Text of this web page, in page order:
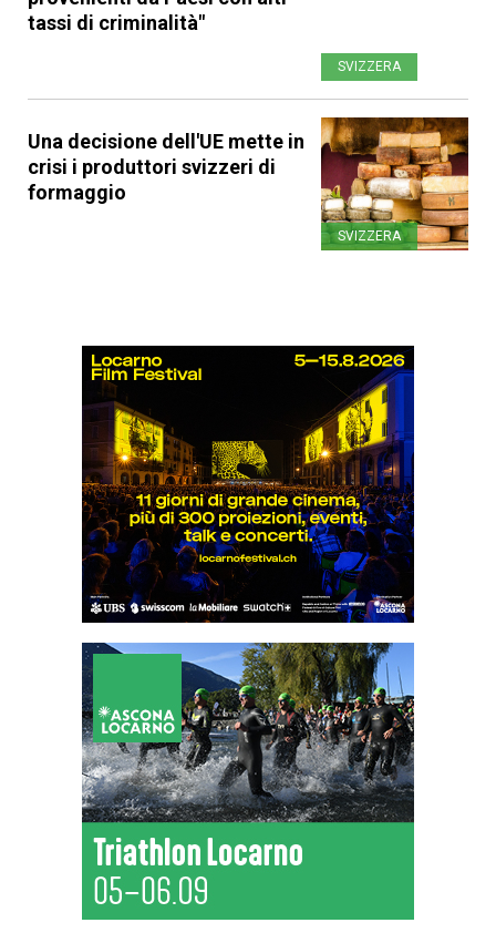
tassi di criminalità"
SVIZZERA
Una decisione dell'UE mette in
crisi i produttori svizzeri di
formaggio
SVIZZERA